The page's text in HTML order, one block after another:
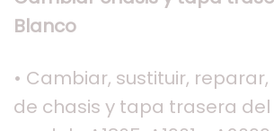
Blanco
• Cambiar, sustituir,
de chasis y tapa trasera del